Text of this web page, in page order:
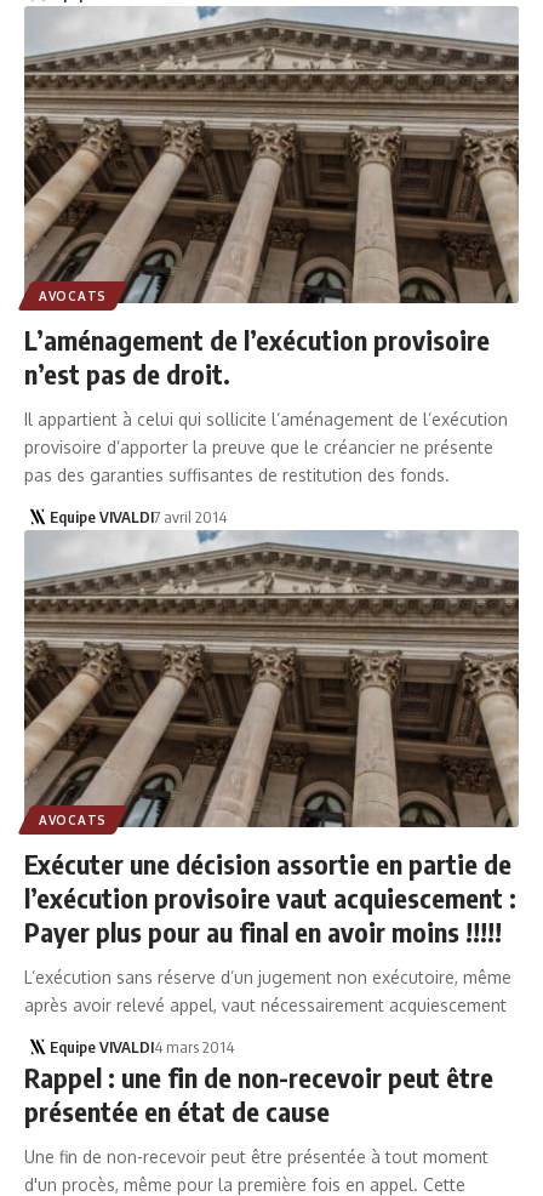
AVOCATS
L’aménagement de l’exécution provisoire
n’est pas de droit.
Il appartient à celui qui sollicite l’aménagement de l’exécution
provisoire d’apporter la preuve que le créancier ne présente
pas des garanties suffisantes de restitution des fonds.
Equipe VIVALDI7 avril 2014
AVOCATS
Exécuter une décision assortie en partie de
l’exécution provisoire vaut acquiescement :
Payer plus pour au final en avoir moins !!!!!
L’exécution sans réserve d’un jugement non exécutoire, même
après avoir relevé appel, vaut nécessairement acquiescement
Equipe VIVALDI4 mars 2014
Rappel : une fin de non-recevoir peut être
présentée en état de cause
Une fin de non-recevoir peut être présentée à tout moment
d'un procès, même pour la première fois en appel. Cette